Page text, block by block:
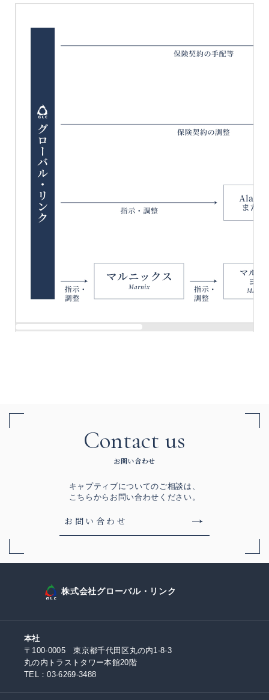
Contact us
お問い合わせ
キャプティブについてのご相談は、
こちらからお問い合わせください。
お問い合わせ
株式会社グローバル・リンク
本社
〒100-0005 東京都千代田区丸の内1-8-3
丸の内トラストタワー本館20階
TEL：03-6269-3488